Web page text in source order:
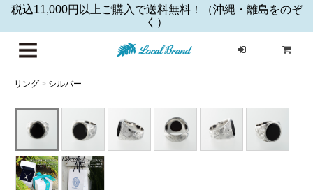
税込11,000円以上ご購入で送料無料！（沖縄・離島をのぞ
く）
リング > シルバー